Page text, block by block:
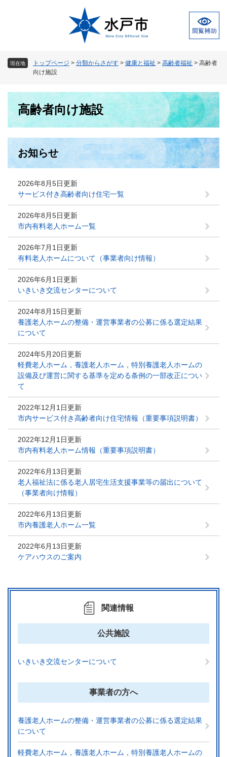
現在地 トップページ > 分類からさがす > 健康と福祉 > 高齢者福祉 > 高齢者
向け施設
高齢者向け施設
お知らせ
2026年8月5日更新
サービス付き高齢者向け住宅一覧
2026年8月5日更新
市内有料老人ホーム一覧
2026年7月1日更新
有料老人ホームについて（事業者向け情報）
2026年6月1日更新
いきいき交流センターについて
2024年8月15日更新
養護老人ホームの整備・運営事業者の公募に係る選定結果
について
2024年5月20日更新
軽費老人ホーム，養護老人ホーム，特別養護老人ホームの
設備及び運営に関する基準を定める条例の一部改正につい
て
2022年12月1日更新
市内サービス付き高齢者向け住宅情報（重要事項説明書）
2022年12月1日更新
市内有料老人ホーム情報（重要事項説明書）
2022年6月13日更新
老人福祉法に係る老人居宅生活支援事業等の届出について
（事業者向け情報）
2022年6月13日更新
市内養護老人ホーム一覧
2022年6月13日更新
ケアハウスのご案内
関連情報
公共施設
いきいき交流センターについて
事業者の方へ
養護老人ホームの整備・運営事業者の公募に係る選定結果
について
軽費老人ホーム，養護老人ホーム，特別養護老人ホームの